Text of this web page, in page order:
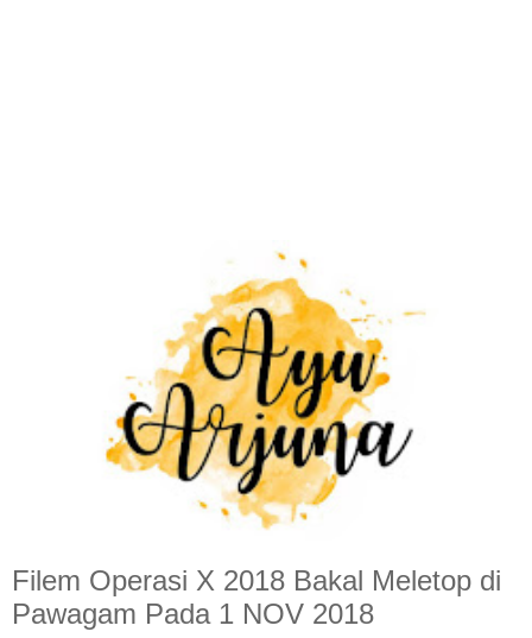
Filem Operasi X 2018 Bakal Meletop di
Pawagam Pada 1 NOV 2018